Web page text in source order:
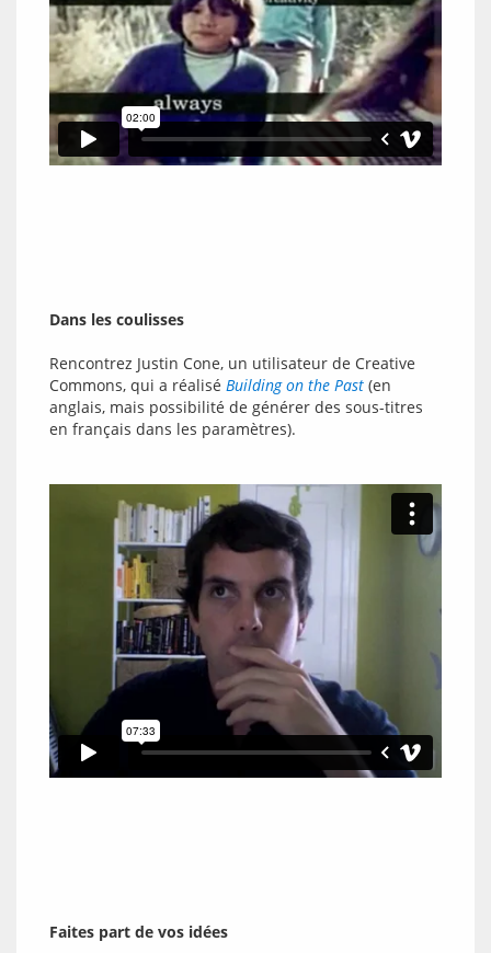
Dans les coulisses
Rencontrez Justin Cone, un utilisateur de Creative
Commons, qui a réalisé Building on the Past (en
anglais, mais possibilité de générer des sous-titres
Faites part de vos idées